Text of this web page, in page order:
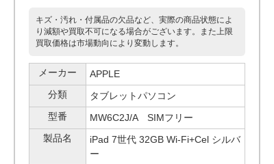
キズ・汚れ・付属品の欠品など、実際の商品状態によ
り減額や買取不可になる場合がございます。また上限
買取価格は市場動向により変動します。
メーカー
APPLE
分類
タブレットパソコン
型番
MW6C2J/A SIMフリー
製品名
iPad 7世代 32GB Wi-Fi+Cel シルバ
ー